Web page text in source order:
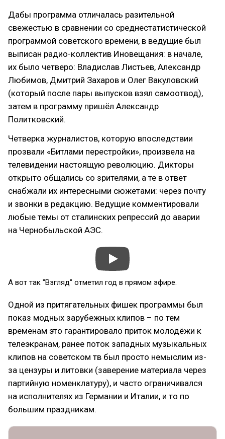
Дабы программа отличалась разительной
свежестью в сравнении со среднестатистической
программой советского времени, в ведущие был
выписан радио-коллектив Иновещания: в начале,
их было четверо: Владислав Листьев, Александр
Любимов, Дмитрий Захаров и Олег Вакуловский
(который после пары выпусков взял самоотвод),
затем в программу пришёл Александр
Политковский.
Четверка журналистов, которую впоследствии
прозвали «Битлами перестройки», произвела на
телевидении настоящую революцию. Дикторы
открыто общались со зрителями, а те в ответ
снабжали их интересными сюжетами: через почту
и звонки в редакцию. Ведущие комментировали
любые темы от сталинских репрессий до аварии
на Чернобыльской АЭС.
А вот так "Взгляд" отметил год в прямом эфире.
Одной из притягательных фишек программы был
показ модных зарубежных клипов – по тем
временам это гарантировало приток молодёжи к
телеэкранам, ранее поток западных музыкальных
клипов на советском тв был просто немыслим из-
за цензуры и литовки (заверение материала через
партийную номенклатуру), и часто ограничивался
на исполнителях из Германии и Италии, и то по
большим праздникам.